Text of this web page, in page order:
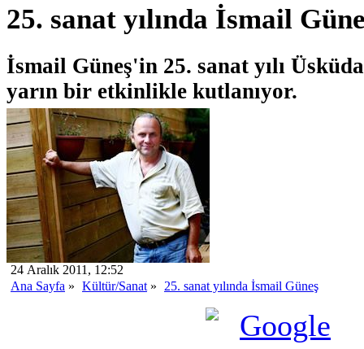
25. sanat yılında İsmail
İsmail Güneş'in 25. sanat yılı
yarın bir etkinlikle kutlanıyor.
24 Aralık 2011, 12:52
Ana Sayfa » Kültür/Sanat » 25. sanat yılında İsmail Güneş